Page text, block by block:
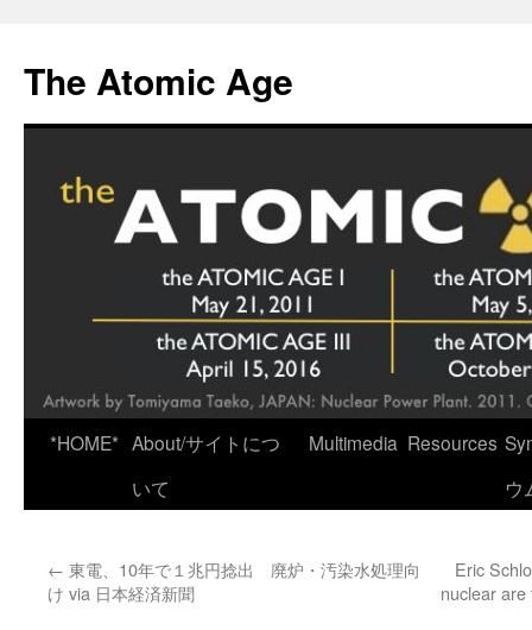
content
The Atomic Age
*HOME* About/サイトにつ
いて
Multimedia Resources
ウ
← 東電、10年で１兆円捻出 廃炉・汚染水処理向
け via 日本経済新聞
Eric
nuclear are